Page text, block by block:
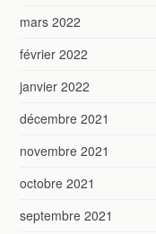
mars 2022
février 2022
janvier 2022
décembre 2021
novembre 2021
octobre 2021
septembre 2021